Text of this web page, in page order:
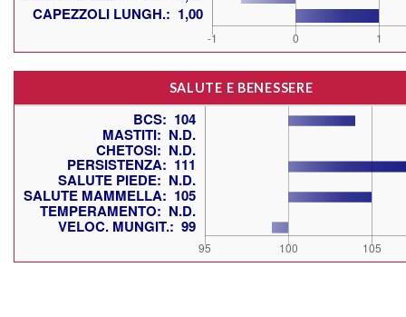
SALUTE E BENESSERE